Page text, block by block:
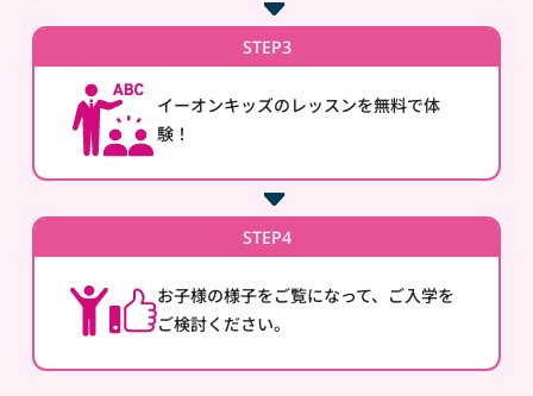
STEP3
イーオンキッズのレッスンを無料で体
験！
STEP4
お子様の様子をご覧になって、ご入学を
ご検討ください。